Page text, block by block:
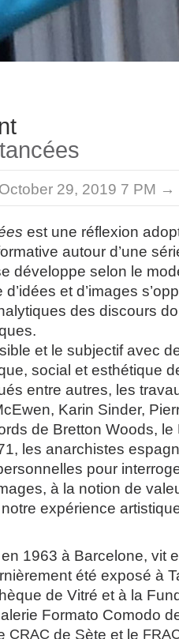
29, 2019 7 PM →
est une réflexion
autour d’une
développe selon le
et d’images
des discours
et le subjectif avec
social et esthétique
entre autres, les
Karin Sinder,
de Bretton Woods, le
les anarchistes
pour
à la notion de
expérience
1963 à Barcelone, vit
été exposé à
de Vitré et à la
Formato Comodo
CRAC de Sète et le